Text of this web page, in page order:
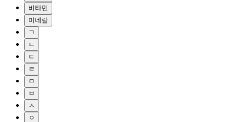
비타민
미네랄
ㄱ
ㄴ
ㄷ
ㄹ
ㅁ
ㅂ
ㅅ
ㅇ